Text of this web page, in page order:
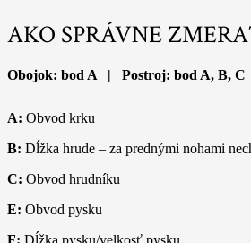
AKO SPRÁVNE
Obojok: bod A | Postroj: bod A, B,
A: Obvod krku
B: Dĺžka hrude – za prednými nohami
C: Obvod hrudníku
E: Obvod pysku